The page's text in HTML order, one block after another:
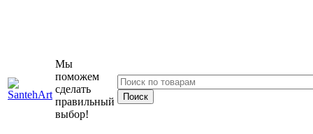
Мы
поможем
сделать
правильный
выбор!